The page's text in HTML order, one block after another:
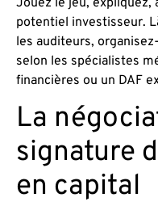
potentiel investisseur.
les auditeurs,
selon les spécialistes
financières ou un DAF
La
signature
en capital